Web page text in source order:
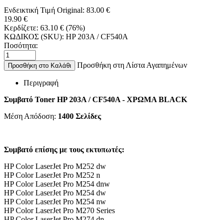
Ενδεικτική Τιμή Original: 83.00 €
19.90 €
Κερδίζετε: 63.10 € (76%)
ΚΩΔΙΚΟΣ (SKU): HP 203A / CF540A
Ποσότητα:
Προσθήκη στο Καλάθι Προσθήκη στη Λίστα Αγαπημένων
Περιγραφή
Συμβατό Toner HP 203A / CF540A - ΧΡΩΜΑ BLACK
Μέση Απόδοση: 1400 Σελίδες
Συμβατό επίσης με τους εκτυπωτές:
HP Color LaserJet Pro M252 dw
HP Color LaserJet Pro M252 n
HP Color LaserJet Pro M254 dnw
HP Color LaserJet Pro M254 dw
HP Color LaserJet Pro M254 nw
HP Color LaserJet Pro M270 Series